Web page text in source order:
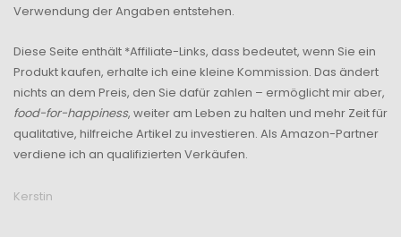
Verwendung der Angaben entstehen.
Diese Seite enthält *Affiliate-Links, dass bedeutet, wenn Sie ein
Produkt kaufen, erhalte ich eine kleine Kommission. Das ändert
nichts an dem Preis, den Sie dafür zahlen – ermöglicht mir aber,
food-for-happiness, weiter am Leben zu halten und mehr Zeit für
qualitative, hilfreiche Artikel zu investieren. Als Amazon-Partner
verdiene ich an qualifizierten Verkäufen.
Kerstin